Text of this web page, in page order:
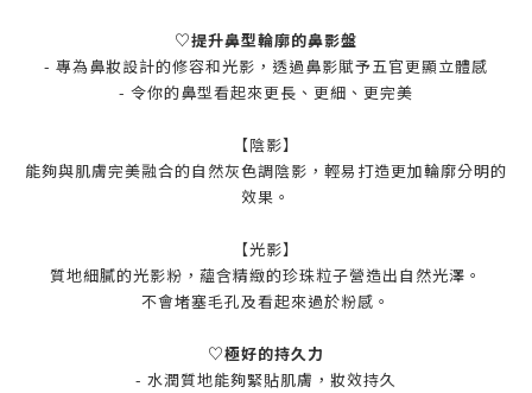
♡提升鼻型輪廓的鼻影盤
- 專為鼻妝設計的修容和光影，透過鼻影賦予五官更顯立體感
- 令你的鼻型看起來更長、更細、更完美
【陰影】
能夠與肌膚完美融合的自然灰色調陰影，輕易打造更加輪廓分明的
效果。
【光影】
質地細膩的光影粉，蘊含精緻的珍珠粒子營造出自然光澤。
不會堵塞毛孔及看起來過於粉感。
♡極好的持久力
- 水潤質地能夠緊貼肌膚，妝效持久